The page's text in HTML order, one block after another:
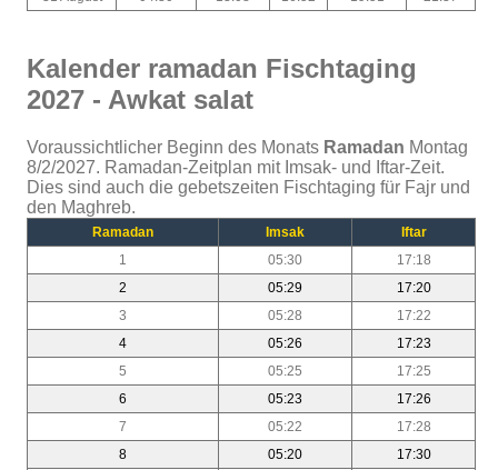
Kalender ramadan Fischtaging
2027 - Awkat salat
Voraussichtlicher Beginn des Monats Ramadan Montag
8/2/2027. Ramadan-Zeitplan mit Imsak- und Iftar-Zeit.
Dies sind auch die gebetszeiten Fischtaging für Fajr und
den Maghreb.
Ramadan Imsak
Iftar
1
05:30
17:18
2
05:29
17:20
3
05:28
17:22
4
05:26
17:23
5
05:25
17:25
6
05:23
17:26
7
05:22
17:28
8
05:20
17:30